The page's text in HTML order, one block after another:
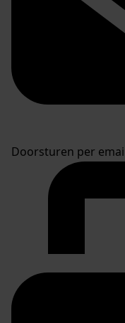
Doorsturen per